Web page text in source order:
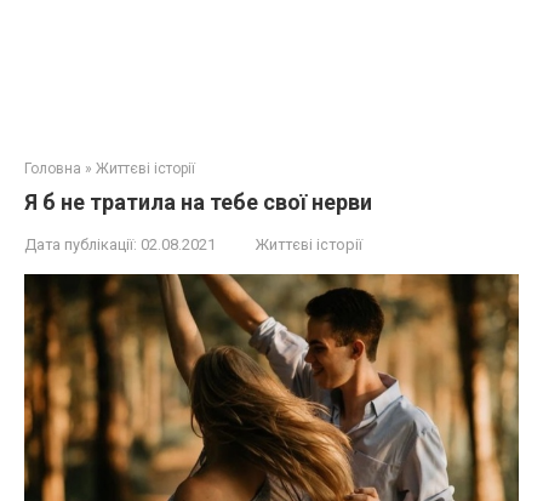
Головна » Життєві історії
Я б не тратила на тебе свої нерви
Дата публікації: 02.08.2021 Життєві історії